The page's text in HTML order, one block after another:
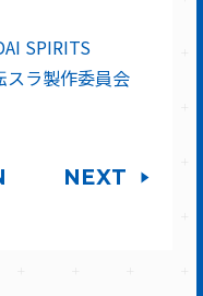
SPIRITS
ラ製作委員会
NEXT